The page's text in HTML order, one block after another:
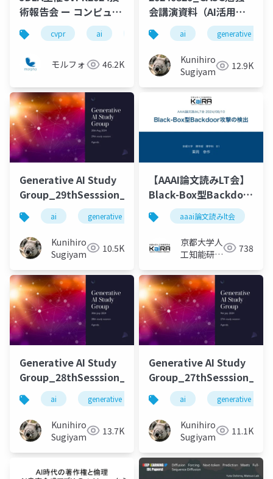
術報告会 ー コンピュー
タビジョン技術の最前
線 ー
cvpr ai deep learning gaussian splatting
モルフォ 46.2K
会講演資料（AI活用＆
ルール）ver2 (発表)
(1)
ai generative ai
Kunihiro
Sugiyama
12.9K
Generative AI Study
Group_29thSesssion_20240820
ai generative ai machine learning
Kunihiro
Sugiyama
10.5K
【AAAI論文読みLT会】
Black-Box型Backdoor
攻撃の検出aaai論文読みlt会
京都大学人
工知能研究
738
Generative AI Study
Group_28thSesssion_20240730
ai generative ai machine learning deep
Kunihiro
Sugiyama
13.7K
Generative AI Study
ai generative ai
Kunihiro
Sugiyama
11.1K